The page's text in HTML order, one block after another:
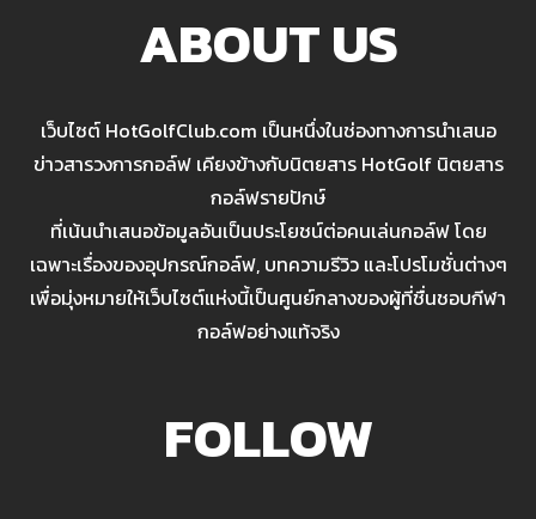
ABOUT US
เว็บไซต์ HotGolfClub.com เป็นหนึ่งในช่องทางการนำเสนอ
ข่าวสารวงการกอล์ฟ เคียงข้างกับนิตยสาร HotGolf นิตยสาร
กอล์ฟรายปักษ์
ที่เน้นนำเสนอข้อมูลอันเป็นประโยชน์ต่อคนเล่นกอล์ฟ โดย
เฉพาะเรื่องของอุปกรณ์กอล์ฟ, บทความรีวิว และโปรโมชั่นต่างๆ
เพื่อมุ่งหมายให้เว็บไซต์แห่งนี้เป็นศูนย์กลางของผู้ที่ชื่นชอบกีฬา
กอล์ฟอย่างแท้จริง
FOLLOW